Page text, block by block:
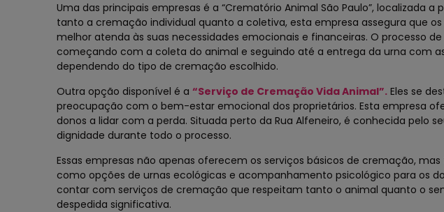
Uma das principais empresas é a “Crematório Animal São Paulo”, localizada
tanto a cremação individual quanto a coletiva, esta empresa assegura que
melhor atenda às suas necessidades emocionais e financeiras. O processo
começando com a coleta do animal e seguindo até a entrega da urna com
dependendo do tipo de cremação escolhido.
Outra opção disponível é a“Serviço de Cremação Vida Animal”. Eles se
preocupação com o bem-estar emocional dos proprietários. Esta empresa
donos a lidar com a perda. Situada perto da Rua Alfeneiro, é conhecida pelo
dignidade durante todo o processo.
Essas empresas não apenas oferecem os serviços básicos de cremação,
como opções de urnas ecológicas e acompanhamento psicológico para os
contar com serviços de cremação que respeitam tanto o animal quanto o
despedida significativa.